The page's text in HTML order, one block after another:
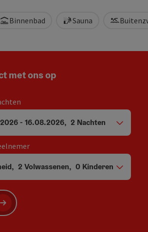
Binnenbad Sauna
met ons op
en vertrek
- 16.08.2026, 2 Nachten
en persoonsvelden
, 2 Volwassenen, 0 Kinderen